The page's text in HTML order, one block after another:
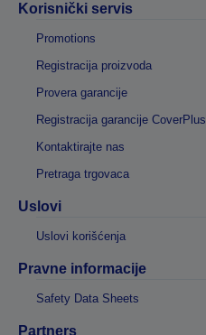
Korisnički servis
Promotions
Registracija proizvoda
Provera garancije
Registracija garancije CoverPlus
Kontaktirajte nas
Pretraga trgovaca
Uslovi
Uslovi korišćenja
Pravne informacije
Safety Data Sheets
Partners